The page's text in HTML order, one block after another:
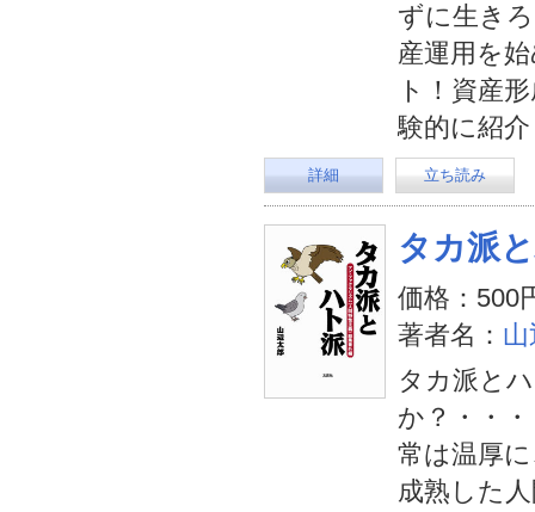
ずに生き
産運用を
ト！資産
験的に紹
詳細 立ち読み
タカ派
価格：500
著者名：
タカ派と
か？・・
常は温厚
成熟した